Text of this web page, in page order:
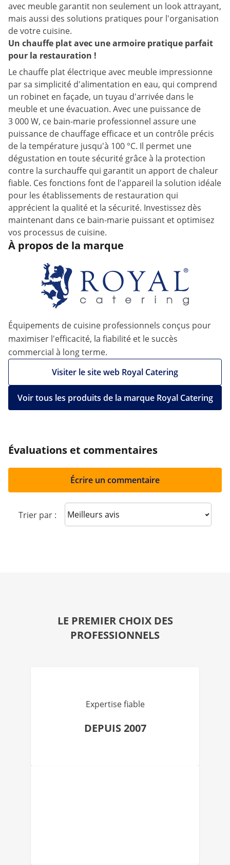
avec meuble garantit non seulement un look attrayant,
mais aussi des solutions pratiques pour l'organisation
de votre cuisine.
Un chauffe plat avec une armoire pratique parfait
pour la restauration !
Le chauffe plat électrique avec meuble impressionne
par sa simplicité d'alimentation en eau, qui comprend
un robinet en façade, un tuyau d'arrivée dans le
meuble et une évacuation. Avec une puissance de
3 000 W, ce bain-marie professionnel assure une
puissance de chauffage efficace et un contrôle précis
de la température jusqu'à 100 °C. Il permet une
dégustation en toute sécurité grâce à la protection
contre la surchauffe qui garantit un apport de chaleur
fiable. Ces fonctions font de l'appareil la solution idéale
pour les établissements de restauration qui
apprécient la qualité et la sécurité. Investissez dès
maintenant dans ce bain-marie puissant et optimisez
vos processus de cuisine.
À propos de la marque
Équipements de cuisine professionnels conçus pour
maximiser l'efficacité, la fiabilité et le succès
commercial à long terme.
Visiter le site web Royal Catering
Voir tous les produits de la marque Royal Catering
Évaluations et commentaires
Écrire un commentaire
Trier par : Sort reviews
LE PREMIER CHOIX DES
PROFESSIONNELS
Expertise fiable
DEPUIS 2007